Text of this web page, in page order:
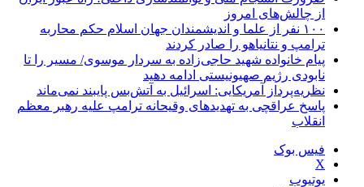
از چالش‌های امروز
۱۰۰ نفر از علما و اندیشمندان جهان اسلام حکم محاربه
ترامپ و نتانیاهو را صادر کردند
پیام خانواده شهید حاجی‌زاده به سردار موسوی/ مسیر را تا
نابودی رژیم صهیونیستی ادامه دهید
نظریه‌پرداز آمریکایی: اسرائیل به آتش‌بس پایبند نمی‌ماند
پاسخ عراقچی به تهدیدهای وقیحانه ترامپ علیه رهبر معظم
انقلاب
فیس بوک
X
یوتیوب